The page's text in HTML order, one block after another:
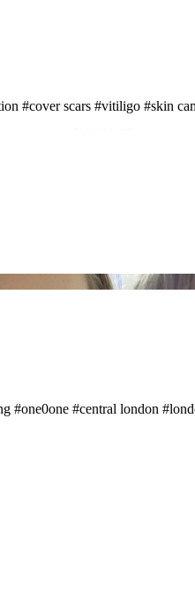
#cover scars #vitiligo #skin
#one0one #central london